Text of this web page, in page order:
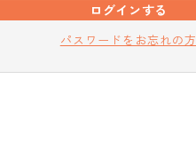
ログインする
パスワードをお忘れの方